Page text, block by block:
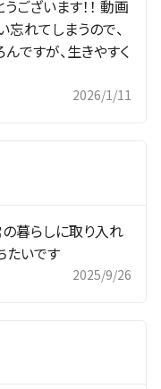
ございます！！ 動画
忘れてしまうので、
ですが、生きやすく
2026/1/11
暮らしに取り入れ
たいです
2025/9/26